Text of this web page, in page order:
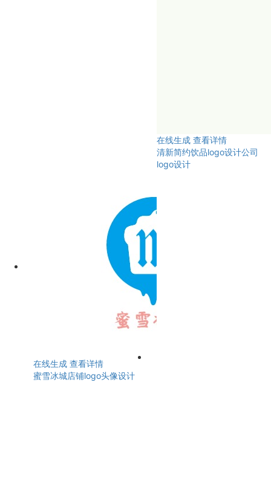
在线生成 查看详情
清新简约饮品logo设计公司
logo设计
在线生成 查看详情
蜜雪冰城店铺logo头像设计